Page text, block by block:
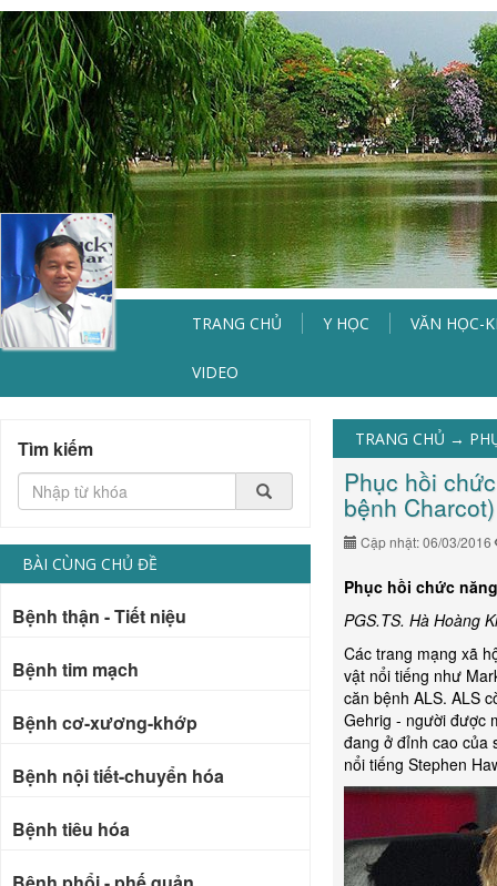
TRANG CHỦ Y HỌC VĂN HỌC-
VIDEO
TRANG CHỦ →
Phục hồi
bệnh Charcot)
Cập nhật: 06/03/2016
Phục hồi chức
PGS.TS. Hà Hoàng
Các trang mạng xã
vật nổi tiếng như
căn bệnh ALS. ALS
Gehrig - người được
đang ở đỉnh cao của
nổi tiếng Stephen
Tìm kiếm
BÀI CÙNG CHỦ ĐỀ
Bệnh thận - Tiết niệu
Bệnh tim mạch
Bệnh cơ-xương-khớp
Bệnh nội tiết-chuyển hóa
Bệnh tiêu hóa